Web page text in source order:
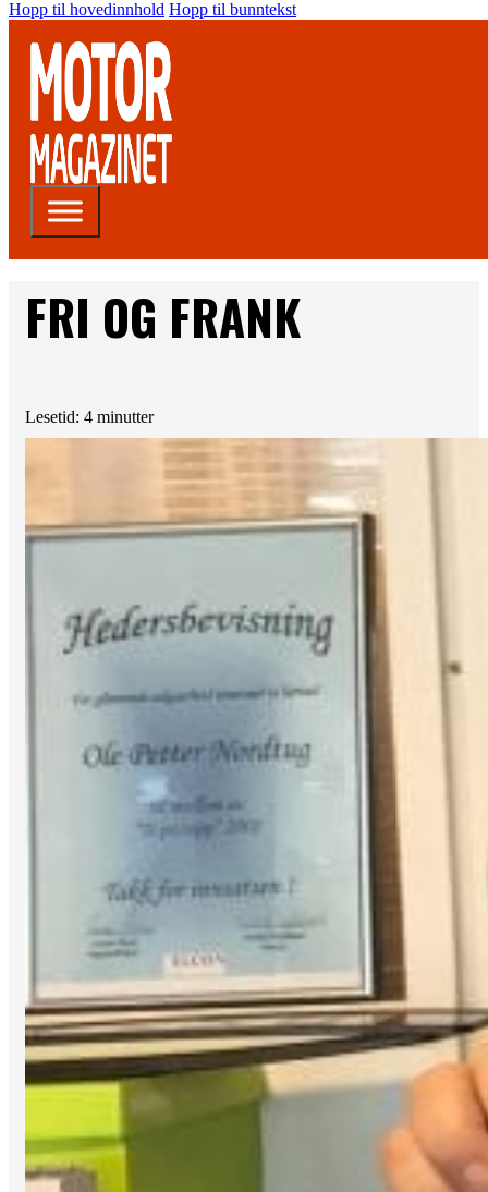
Hopp til hovedinnhold Hopp til bunntekst
FRI OG FRANK
Lesetid: 4 minutter